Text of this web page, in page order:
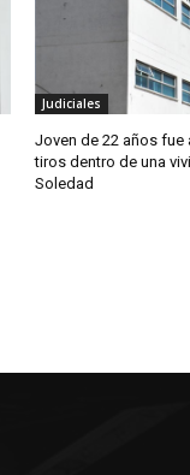
Judiciales
Joven de 22 años fue
tiros dentro de una
Soledad